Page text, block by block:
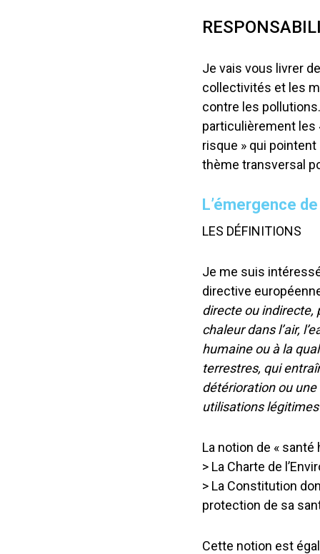
Je vais vous livrer
collectivités et les
contre les
particulièrement les
risque » qui
thème transversal
L’émergence
LES DÉFINITIONS
Je me suis
directive
directe ou indirecte,
chaleur dans l’air,
humaine ou à la
terrestres, qui
détérioration ou une
utilisations
La notion de «
> La Charte de
> La Constitution
protection de sa
Cette notion est